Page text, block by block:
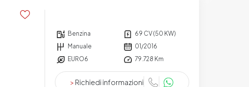
Benzina
69 CV (50 KW)
Manuale
01/2016
EURO6
79.728 Km
> Richiedi informazioni